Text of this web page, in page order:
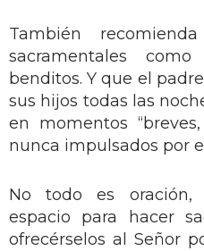
También
sacramentales
benditos. Y que el
sus hijos todas las
en momentos
nunca impulsados por
No todo es oración,
espacio para hacer
ofrecérselos al Señor